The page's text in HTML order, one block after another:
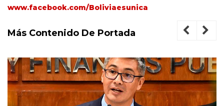
www.facebook.com/Boliviaesunica
Más Contenido De Portada